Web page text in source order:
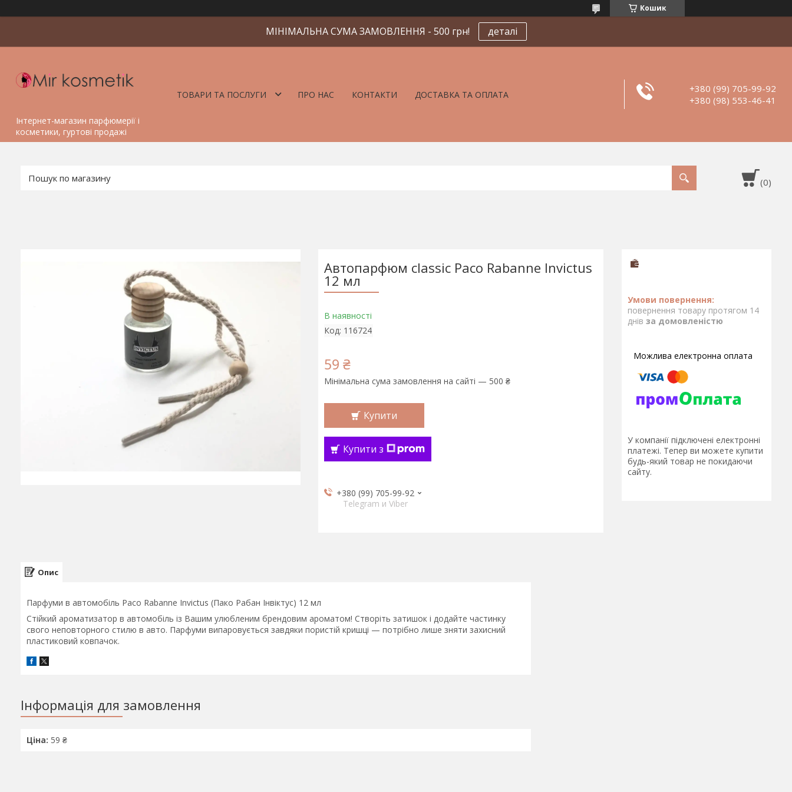
Кошик
МІНІМАЛЬНА СУМА ЗАМОВЛЕННЯ - 500 грн! деталі
Інтернет-магазин парфюмерії і
косметики, гуртові продажі
ТОВАРИ ТА ПОСЛУГИ ПРО НАС КОНТАКТИ ДОСТАВКА ТА ОПЛАТА
+380 (99) 705-99-92
+380 (98) 553-46-41
Автопарфюм classic Paco Rabanne Invictus
12 мл
В наявності
Код: 116724
59 ₴
Мінімальна сума замовлення на сайті — 500 ₴
Купити
Купити з
+380 (99) 705-99-92
Telegram и Viber
повернення товару протягом 14
днів за домовленістю
У компанії підключені електронні
платежі. Тепер ви можете купити
будь-який товар не покидаючи
сайту.
Опис
Парфуми в автомобіль Paco Rabanne Invictus (Пако Рабан Інвіктус) 12 мл
Стійкий ароматизатор в автомобіль із Вашим улюбленим брендовим ароматом! Створіть затишок і додайте частинку
свого неповторного стилю в авто. Парфуми випаровується завдяки пористій кришці — потрібно лише зняти захисний
пластиковий ковпачок.
Інформація для замовлення
Ціна: 59 ₴